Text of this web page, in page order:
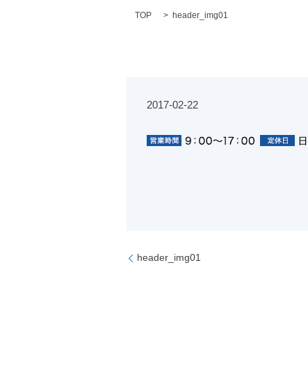
TOP header_img01
2017-02-22
header_img01